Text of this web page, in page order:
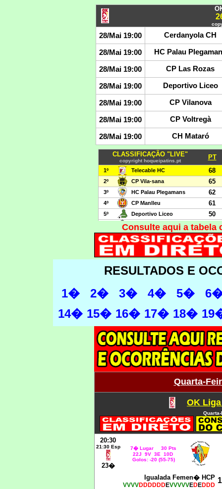
Consulte aqui a
RESULTADOS E
1�
2� 3� 4� 5�
14� 15� 16� 17� 18�
Quarta-
OK
20:30
21 :30 Esp
23�
7� Lugar 30 Pts
22J 9V 3E 10D
Golos: -20 (55-75)
Igualada Femen� HCP
VVVVDDDDDDEVVVVVEDEDDD